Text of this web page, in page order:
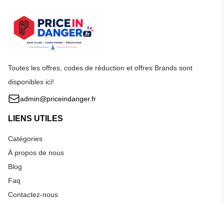
Toutes les offres, codes de réduction et offres Brands sont
disponibles ici!
admin@priceindanger.fr
LIENS UTILES
Catégories
À propos de nous
Blog
Faq
Contactez-nous